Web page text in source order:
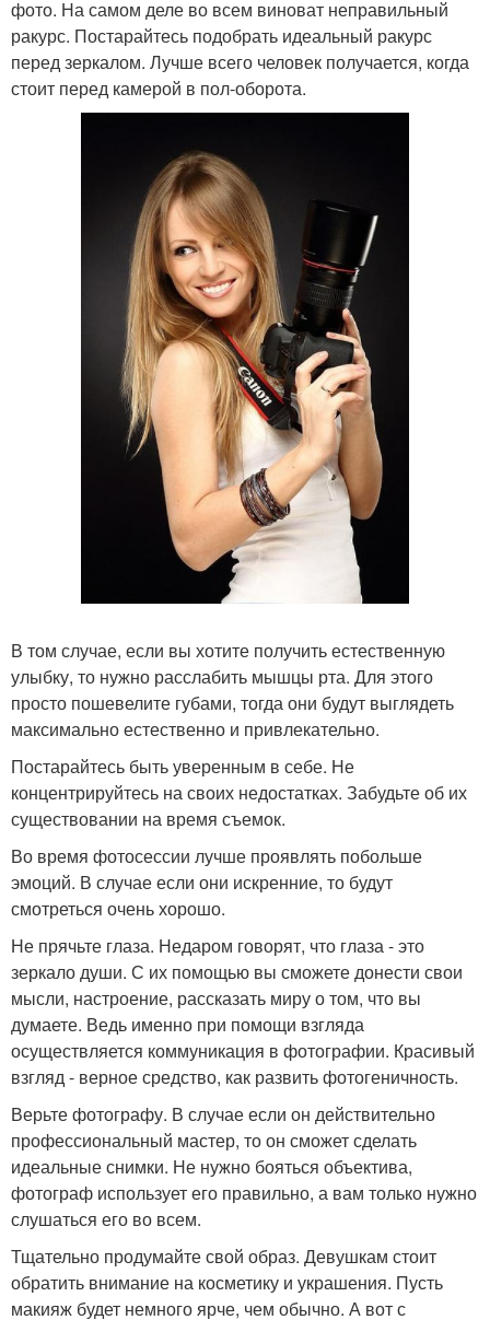
фото. На самом деле во всем виноват неправильный
ракурс. Постарайтесь подобрать идеальный ракурс
перед зеркалом. Лучше всего человек получается, когда
стоит перед камерой в пол-оборота.
В том случае, если вы хотите получить естественную
улыбку, то нужно расслабить мышцы рта. Для этого
просто пошевелите губами, тогда они будут выглядеть
максимально естественно и привлекательно.
Постарайтесь быть уверенным в себе. Не
концентрируйтесь на своих недостатках. Забудьте об их
существовании на время съемок.
Во время фотосессии лучше проявлять побольше
эмоций. В случае если они искренние, то будут
смотреться очень хорошо.
Не прячьте глаза. Недаром говорят, что глаза - это
зеркало души. С их помощью вы сможете донести свои
мысли, настроение, рассказать миру о том, что вы
думаете. Ведь именно при помощи взгляда
осуществляется коммуникация в фотографии. Красивый
взгляд - верное средство, как развить фотогеничность.
Верьте фотографу. В случае если он действительно
профессиональный мастер, то он сможет сделать
идеальные снимки. Не нужно бояться объектива,
фотограф использует его правильно, а вам только нужно
слушаться его во всем.
Тщательно продумайте свой образ. Девушкам стоит
обратить внимание на косметику и украшения. Пусть
макияж будет немного ярче, чем обычно. А вот с